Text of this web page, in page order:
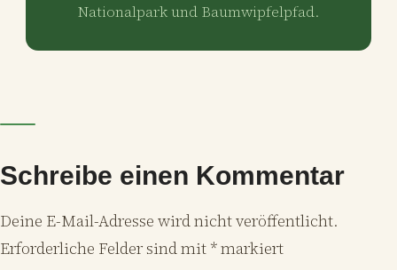
Nationalpark und Baumwipfelpfad.
Schreibe einen Kommentar
Deine E-Mail-Adresse wird nicht veröffentlicht.
Erforderliche Felder sind mit *markiert